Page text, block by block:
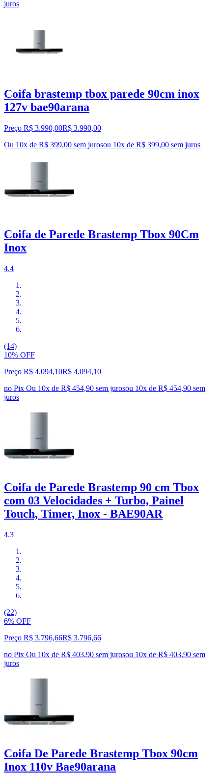
juros
Coifa brastemp tbox parede 90cm inox
127v bae90arana
Preço R$ 3.990,00R$ 3.990,00
Ou 10x de R$ 399,00 sem jurosou 10x de R$ 399,00 sem juros
Coifa de Parede Brastemp Tbox 90Cm
Inox
4.4
(14)
10% OFF
Preço R$ 4.094,10R$ 4.094,10
no Pix Ou 10x de R$ 454,90 sem jurosou 10x de R$ 454,90 sem
juros
Coifa de Parede Brastemp 90 cm Tbox
com 03 Velocidades + Turbo, Painel
Touch, Timer, Inox - BAE90AR
4.3
(22)
6% OFF
Preço R$ 3.796,66R$ 3.796,66
no Pix Ou 10x de R$ 403,90 sem jurosou 10x de R$ 403,90 sem
juros
Coifa De Parede Brastemp Tbox 90cm
Inox 110v Bae90arana